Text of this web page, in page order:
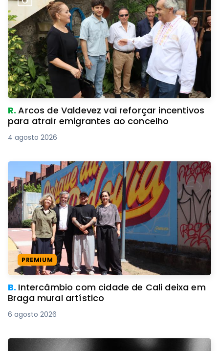
R.Arcos de Valdevez vai reforçar incentivos
para atrair emigrantes ao concelho
4 agosto 2026
PREMIUM
B. Intercâmbio com cidade de Cali deixa em
Braga mural artístico
6 agosto 2026